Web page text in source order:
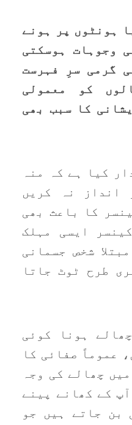
ہونٹوں پر ہونے
وجوہات ہوسکتی
گرمی سرِ فہرست
کو معمولی
کا سبب بھی
کیا ہے کہ منہ
انداز نہ کریں
کا باعث بھی
ایسی مہلک
شخص جسمانی
طرح ٹوٹ جاتا
ہونا کوئی
عموماً صفائی کا
چھالے کی وجہ
کے کھانے پینے
بن جاتے ہیں جو